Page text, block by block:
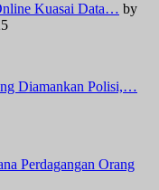
Kuasai Data… by
Diamankan Polisi,…
Perdagangan Orang